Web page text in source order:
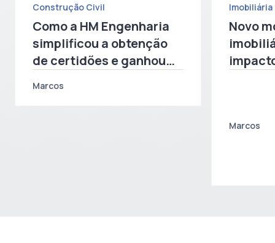
Construção Civil
Como a HM Engenharia
simplificou a obtenção
de certidões e ganhou
Marcos
Imobiliária
Novo
Marcos